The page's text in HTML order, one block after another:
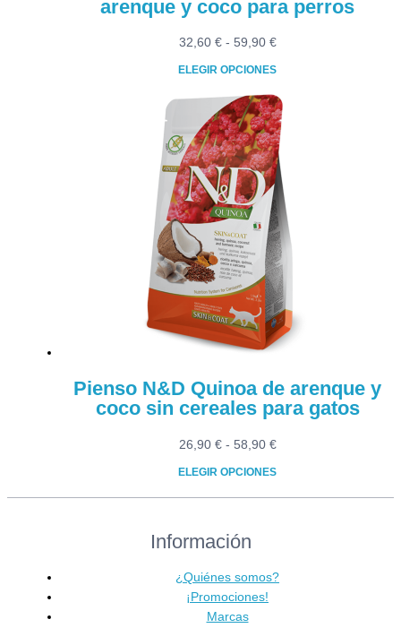
arenque y coco para perros
32,60 € - 59,90 €Rango
desde
32,60 €
hasta
59,90 €
ELEGIR OPCIONES
Este
producto
tiene
múltiples
variantes.
Las
opciones
se
pueden
elegir
en
la
página
de
Pienso N&D Quinoa de arenque y
coco sin cereales para gatos
26,90 € - 58,90 €Rango
ELEGIR OPCIONES
Este
tiene
variantes.
Las
opciones
Información
¿Quiénes somos?
¡Promociones!
Marcas